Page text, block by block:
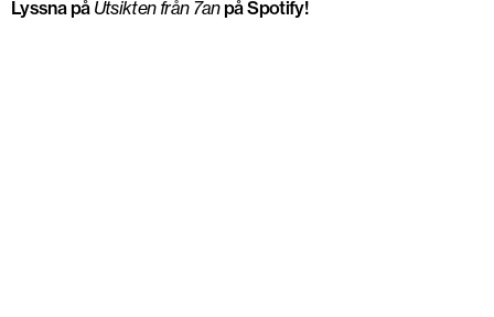
Lyssna på Utsikten från 7anpå Spotify!